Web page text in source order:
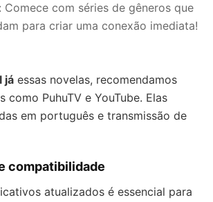
Comece com séries de gêneros que
para criar uma conexão imediata!
já essas novelas, recomendamos
como PuhuTV e YouTube. Elas
em português e transmissão de
compatibilidade
atualizados é essencial para